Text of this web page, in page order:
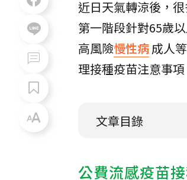
近日天氣轉涼後，
第一階段針對65歲
高風險慢性病成人
理接種疫苗注意事
文章目錄
公費流感疫苗